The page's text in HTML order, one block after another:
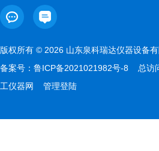
版权所有 © 2026 山东泉科瑞达仪器设备
备案号： 鲁ICP备2021021982号-8 总访
工仪器网
管理登陆